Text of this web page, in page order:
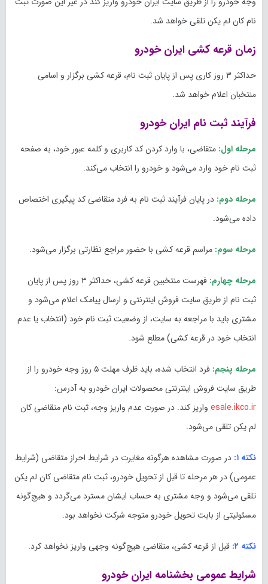
نام کان لم یکن تلقی خواهد شد.
زمان قرعه کشی ایران خودرو
حداکثر ۳ روز کاری پس از پایان ثبت نام، قرعه کشی برگزار و اسامی
منتخبان اعلام خواهد شد.
فرآیند ثبت نام ایران خودرو
مرحله اول: متقاضی، با وارد کردن کد کاربری و کلمه عبور خود، به صفحه
ثبت نام خود وارد می‌شود و خودرو را انتخاب می‌کند.
مرحله دوم: در پایان فرآیند ثبت نام به فرد متقاضی کد پیگیری اختصاص
داده می‌شود.
مرحله سوم: مراسم قرعه کشی با حضور مراجع نظارتی برگزار می‌شود.
مرحله چهارم:
فهرست منتخبین قرعه کشی، حداکثر ۳ روز پس از پایان
ثبت نام از طریق سایت فروش اینترنتی و ارسال پیامک اعلام می‌شود و
مشتری باید با مراجعه به سایت، از وضعیت ثبت نام خود (انتخاب یا عدم
انتخاب خود در قرعه کشی) مطلع شود.
مرحله پنجم:
فرد انتخاب شده، باید ظرف مهلت ۵ روز وجه خودرو را از
طریق سایت فروش اینترنتی محصولات ایران خودرو به آدرس:
esale.ikco.ir واریز کند. در صورت عدم واریز وجه، ثبت نام متقاضی کان
لم یکن تلقی می‌شود.
نکته ۱:
در صورت مشاهده هرگونه مغایرت در شرایط احراز متقاضی (شرایط
عمومی) در هر مرحله تا قبل از تحویل خودرو، ثبت نام متقاضی کان لم یکن
تلقی می‌شود و وجه مشتری به حساب ایشان مسترد می‌گردد و هیچ‌گونه
مسئولیتی از بابت تحویل خودرو متوجه شرکت نخواهد بود.
نکته ۲: قبل از قرعه کشی، متقاضی هیچ‌گونه وجهی واریز نخواهد کرد.
شرایط عمومی بخشنامه ایران خودرو